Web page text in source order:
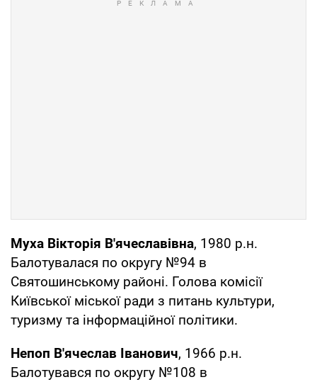
Муха Вікторія В'ячеславівна, 1980 р.н.
Балотувалася по округу №94 в
Святошинському районі. Голова комісії
Київської міської ради з питань культури,
туризму та інформаційної політики.
Непоп В'ячеслав Іванович, 1966 р.н.
Балотувався по округу №108 в